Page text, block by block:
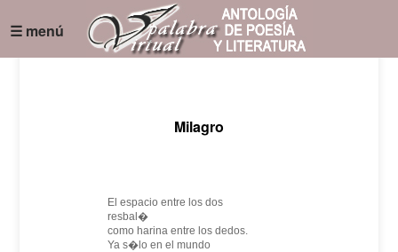
☰ menú
Milagro
El espacio entre los dos
resbal�
como harina entre los dedos.
Ya s�lo en el mundo